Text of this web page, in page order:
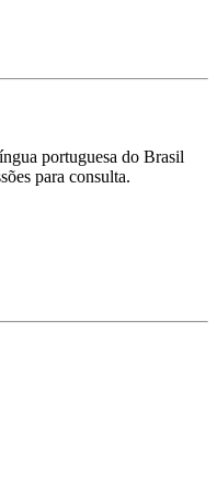
portuguesa do Brasil
para consulta.